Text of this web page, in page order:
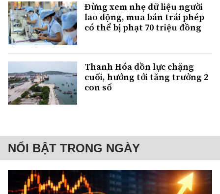
Đừng xem nhẹ dữ liệu người
lao động, mua bán trái phép
có thể bị phạt 70 triệu đồng
Thanh Hóa dồn lực chặng
cuối, hướng tới tăng trưởng 2
con số
NỔI BẬT TRONG NGÀY